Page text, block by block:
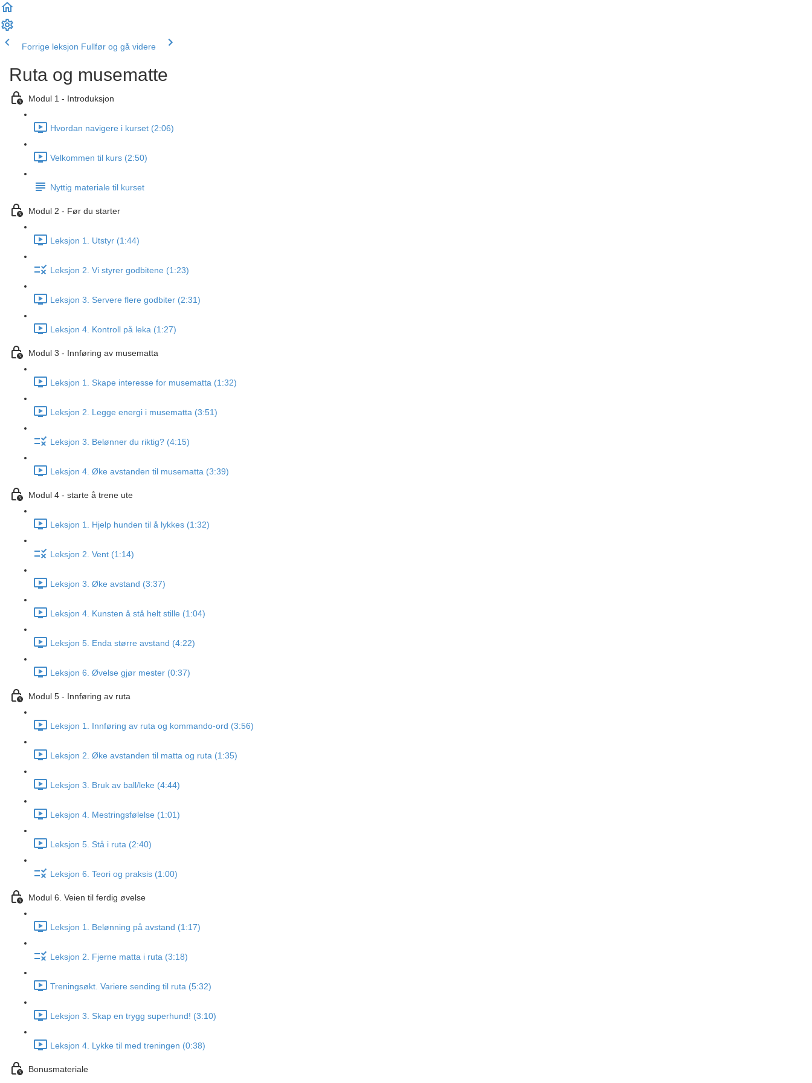
Forrige leksjon Fullfør og gå videre
Ruta og musematte
Modul 1 - Introduksjon
Hvordan navigere i kurset (2:06)
Velkommen til kurs (2:50)
Nyttig materiale til kurset
Modul 2 - Før du starter
Leksjon 1. Utstyr (1:44)
Leksjon 2. Vi styrer godbitene (1:23)
Leksjon 3. Servere flere godbiter (2:31)
Leksjon 4. Kontroll på leka (1:27)
Modul 3 - Innføring av musematta
Leksjon 1. Skape interesse for musematta (1:32)
Leksjon 2. Legge energi i musematta (3:51)
Leksjon 3. Belønner du riktig? (4:15)
Leksjon 4. Øke avstanden til musematta (3:39)
Modul 4 - starte å trene ute
Leksjon 1. Hjelp hunden til å lykkes (1:32)
Leksjon 2. Vent (1:14)
Leksjon 3. Øke avstand (3:37)
Leksjon 4. Kunsten å stå helt stille (1:04)
Leksjon 5. Enda større avstand (4:22)
Leksjon 6. Øvelse gjør mester (0:37)
Modul 5 - Innføring av ruta
Leksjon 1. Innføring av ruta og kommando-ord (3:56)
Leksjon 2. Øke avstanden til matta og ruta (1:35)
Leksjon 3. Bruk av ball/leke (4:44)
Leksjon 4. Mestringsfølelse (1:01)
Leksjon 5. Stå i ruta (2:40)
Leksjon 6. Teori og praksis (1:00)
Modul 6. Veien til ferdig øvelse
Leksjon 1. Belønning på avstand (1:17)
Leksjon 2. Fjerne matta i ruta (3:18)
Treningsøkt. Variere sending til ruta (5:32)
Leksjon 3. Skap en trygg superhund! (3:10)
Leksjon 4. Lykke til med treningen (0:38)
Bonusmateriale